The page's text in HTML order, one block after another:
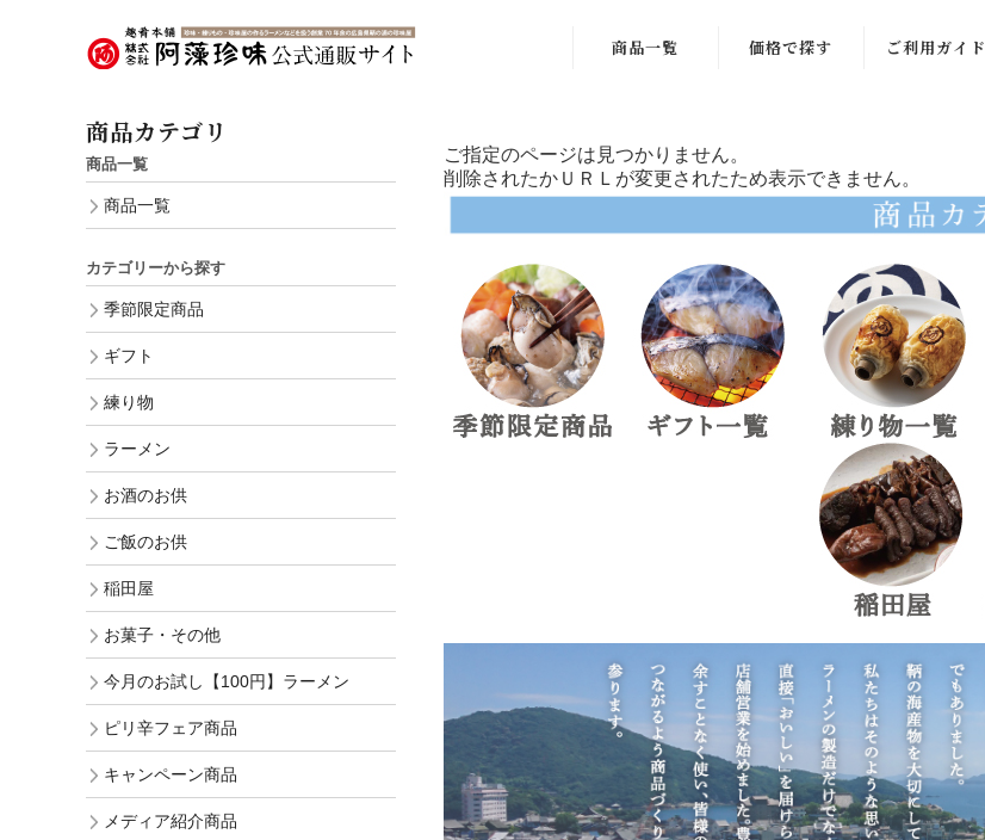
商品一覧
季節限定商品
練り物一覧
ラーメン一覧
お酒のお供
ご飯のお供
価格で探す
円
2,000〜2,999
3,000〜3,999
円
4,000〜4,999
5,000〜5,999
6,000円〜
ご利用ガイド
ご指定のページは見つかりません。
削除されたかＵＲＬが変更されたため表示できません。
商品カテゴリ
商品一覧
商品一覧
カテゴリーから探す
季節限定商品
ギフト
練り物
ラーメン
お酒のお供
ご飯のお供
稲田屋
お菓子・その他
今月のお試し【100円】ラーメン
ピリ辛フェア商品
キャンペーン商品
メディア紹介商品